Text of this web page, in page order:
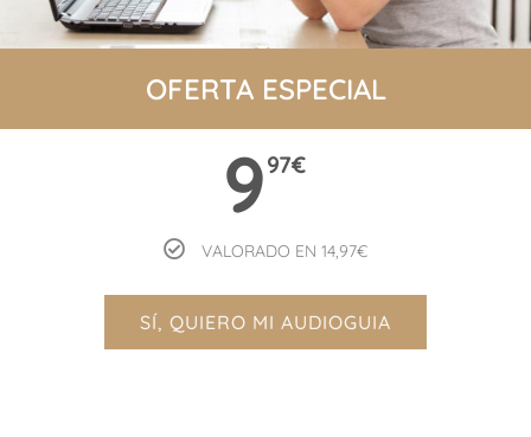
OFERTA ESPECIAL
997€
VALORADO EN 14,97€
SÍ, QUIERO MI AUDIOGUIA